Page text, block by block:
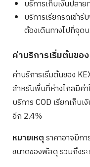
บริการเก็บเงินปลา
บริการเรียกรถเข้า
ต้องเดินทางไปที่จุด
ค่าบริการเริ่มต้นขอ
ค่าบริการเริ่มต้นของ
สำหรับพื้นที่ห่างไกลมีค่
บริการ COD เรียกเก็บ
อีก 2.4%
หมายเหตุราคาอาจมีก
ขนาดของพัสดุ รวมถึงร